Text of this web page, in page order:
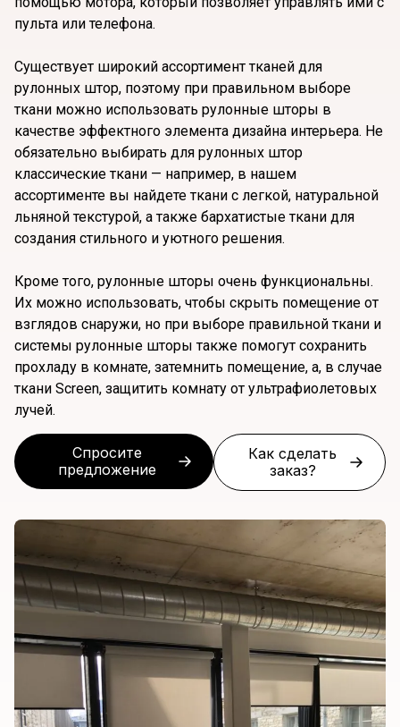
пульта или телефона.
Существует широкий ассортимент тканей для
рулонных штор, поэтому при правильном выборе
ткани можно использовать рулонные шторы в
качестве эффектного элемента дизайна интерьера. Не
обязательно выбирать для рулонных штор
классические ткани — например, в нашем
ассортименте вы найдете ткани с легкой, натуральной
льняной текстурой, а также бархатистые ткани для
создания стильного и уютного решения.
Кроме того, рулонные шторы очень функциональны.
Их можно использовать, чтобы скрыть помещение от
взглядов снаружи, но при выборе правильной ткани и
системы рулонные шторы также помогут сохранить
прохладу в комнате, затемнить помещение, а, в случае
ткани Screen, защитить комнату от ультрафиолетовых
лучей.
Спросите
предложение
Как сделать
заказ?